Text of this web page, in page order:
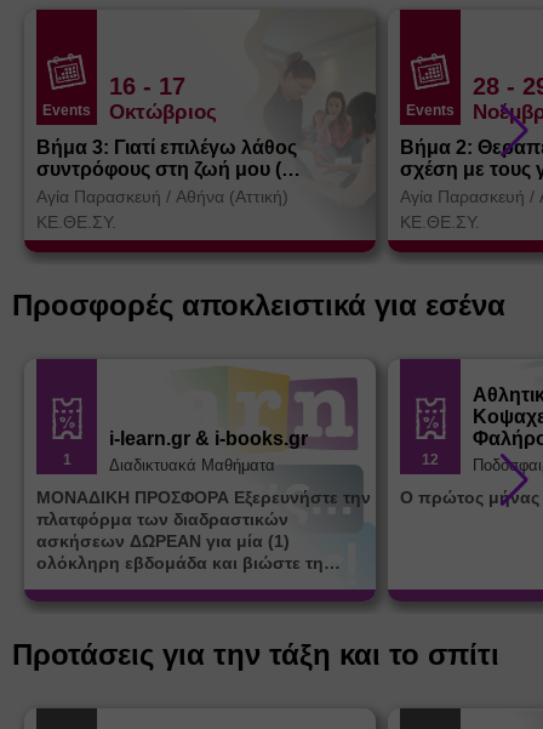
Events
16 - 17
Οκτώβριος
Βήμα 3: Γιατί επιλέγω λάθος
συντρόφους στη ζωή μου (
Θεσσαλονίκη)
Αγία Παρασκευή / Αθήνα (Αττική)
ΚΕ.ΘΕ.ΣΥ.
Events
28 -
Βήμα 2:
σχέση με τους
Αγία Παρασκευή /
ΚΕ.ΘΕ.ΣΥ.
Προσφορές αποκλειστικά για εσένα
1
i-learn.gr & i-books.gr
Διαδικτυακά Μαθήματα
ΜΟΝΑΔΙΚΗ ΠΡΟΣΦΟΡΑ Εξερευνήστε την
πλατφόρμα των διαδραστικών
ασκήσεων ΔΩΡΕΑΝ για μία (1)
ολόκληρη εβδομάδα και βιώστε τη
learn.gr* * Αφορά νέες εγγραφές
12
Ο πρώτος
Προτάσεις για την τάξη και το σπίτι